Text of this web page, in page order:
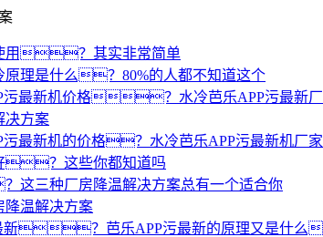
用？其实非常简单
原理是什么？80%的人都不知道这个
污最新机价格？水冷芭乐APP污最新
决方案
污最新机的价格？水冷芭乐APP污最新机厂
？这些你都知道吗
这三种厂房降温解决方案总有一个适合你
降温解决方案
新？芭乐APP污最新的原理又是什么